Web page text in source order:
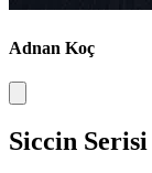
Adnan Koç
Siccin Serisi